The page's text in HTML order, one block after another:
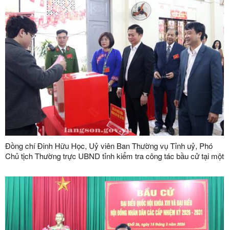
Đồng chí Đinh Hữu Học, Uỷ viên Ban Thường vụ Tỉnh uỷ, Phó
Chủ tịch Thường trực UBND tỉnh kiểm tra công tác bầu cử tại một